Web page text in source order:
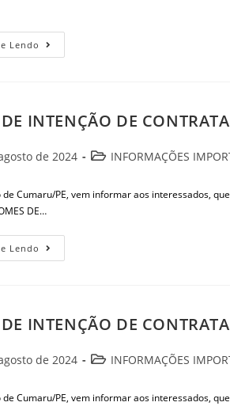
Lendo
INTENÇÃO DE
de 2024 INFORMAÇÕES
Cumaru/PE, vem informar aos interessados, que
DE…
Lendo
INTENÇÃO DE
de 2024 INFORMAÇÕES
Cumaru/PE, vem informar aos interessados, que